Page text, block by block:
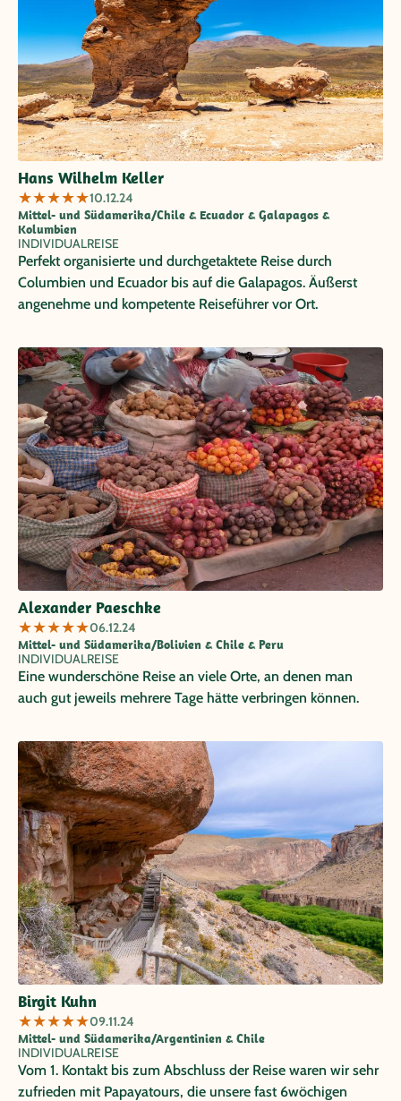
Hans Wilhelm Keller
★★★★★10.12.24
Mittel- und Südamerika/Chile & Ecuador & Galapagos &
Kolumbien
INDIVIDUALREISE
Perfekt organisierte und durchgetaktete Reise durch
Columbien und Ecuador bis auf die Galapagos. Äußerst
angenehme und kompetente Reiseführer vor Ort.
Alexander Paeschke
★★★★★06.12.24
Mittel- und Südamerika/Bolivien & Chile & Peru
INDIVIDUALREISE
Eine wunderschöne Reise an viele Orte, an denen man
auch gut jeweils mehrere Tage hätte verbringen können.
Birgit Kuhn
★★★★★09.11.24
Mittel- und Südamerika/Argentinien & Chile
INDIVIDUALREISE
Vom 1. Kontakt bis zum Abschluss der Reise waren wir sehr
zufrieden mit Papayatours, die unsere fast 6wöchigen